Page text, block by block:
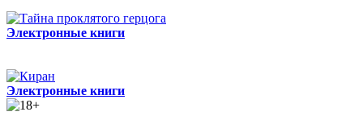
Электронные книги
Электронные книги